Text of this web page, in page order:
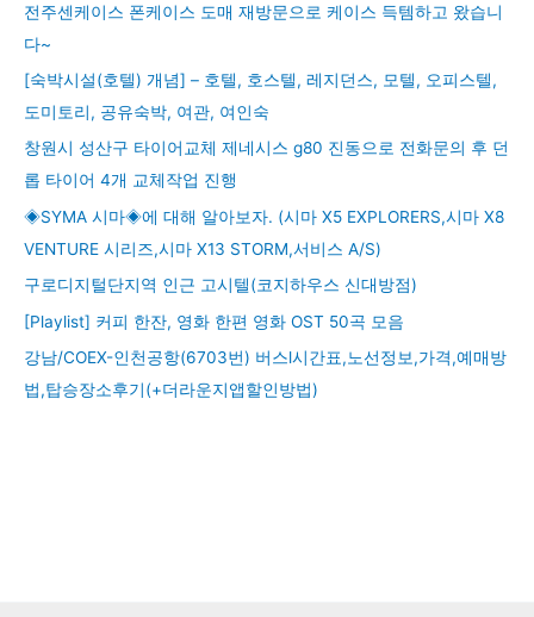
전주센케이스 폰케이스 도매 재방문으로 케이스 득템하고 왔습니
다~
[숙박시설(호텔) 개념] – 호텔, 호스텔, 레지던스, 모텔, 오피스텔,
도미토리, 공유숙박, 여관, 여인숙
창원시 성산구 타이어교체 제네시스 g80 진동으로 전화문의 후 던
롭 타이어 4개 교체작업 진행
◈SYMA 시마◈에 대해 알아보자. (시마 X5 EXPLORERS,시마 X8
VENTURE 시리즈,시마 X13 STORM,서비스 A/S)
구로디지털단지역 인근 고시텔(코지하우스 신대방점)
[Playlist] 커피 한잔, 영화 한편 영화 OST 50곡 모음
강남/COEX-인천공항(6703번) 버스l시간표,노선정보,가격,예매방
법,탑승장소후기(+더라운지앱할인방법)